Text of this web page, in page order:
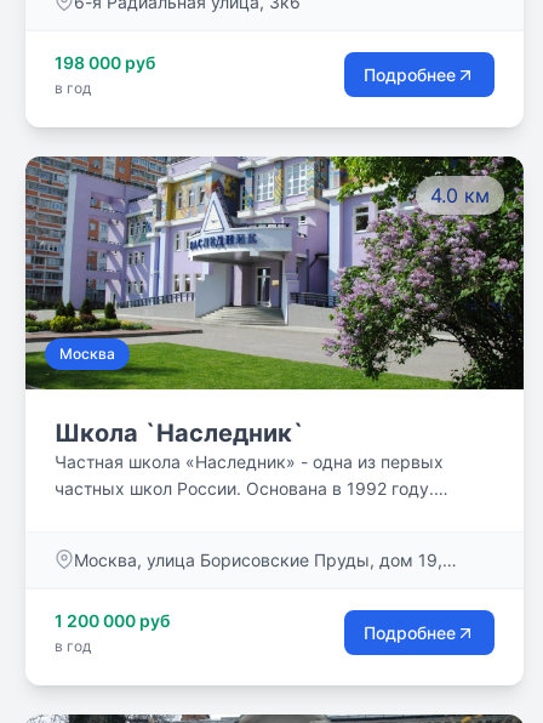
английскому языку, а также безупречную
старался привнести частицу себя в наше новое
общее дело.
198 000 руб
в год
Подробнее
4.0 км
Москва
Школа `Наследник`
Частная школа «Наследник» - одна из первых
частных школ России. Основана в 1992 году.
инновационные технологии. Много лет «Наследник»
уверены, что все дети талантливы! И задача нашей
школы максимально развить способности каждого
Москва, улица Борисовские Пруды, дом 19,
1 200 000 руб
в год
Подробнее